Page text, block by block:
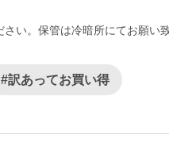
#訳あってお買い得